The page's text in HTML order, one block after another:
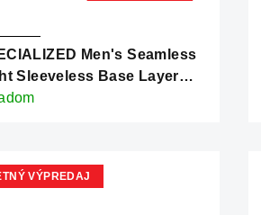
Men's Seamless
Sleeveless Base Layer
VÝPREDAJ